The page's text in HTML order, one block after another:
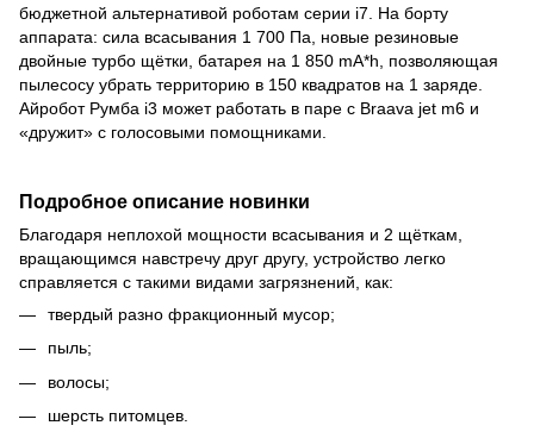
бюджетной альтернативой роботам серии i7. На борту
аппарата: сила всасывания 1 700 Па, новые резиновые
двойные турбо щётки, батарея на 1 850 mA*h, позволяющая
пылесосу убрать территорию в 150 квадратов на 1 заряде.
Айробот Румба i3 может работать в паре с Braava jet m6 и
«дружит» с голосовыми помощниками.
Подробное описание новинки
Благодаря неплохой мощности всасывания и 2 щёткам,
вращающимся навстречу друг другу, устройство легко
справляется с такими видами загрязнений, как:
твердый разно фракционный мусор;
пыль;
волосы;
шерсть питомцев.